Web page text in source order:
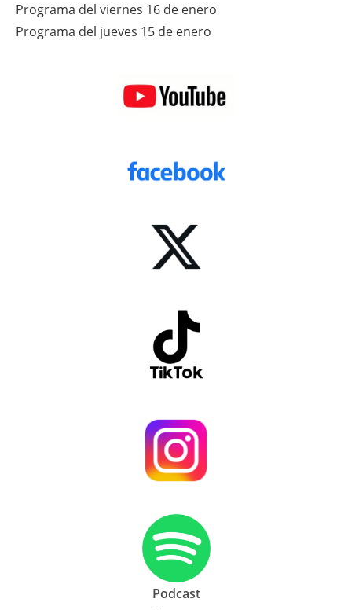
Programa del viernes 16 de enero
Programa del jueves 15 de enero
Podcast